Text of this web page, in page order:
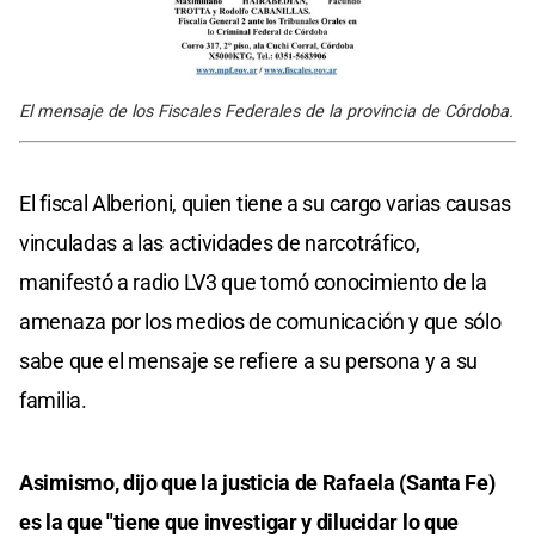
El mensaje de los Fiscales Federales de la provincia de Córdoba.
El fiscal Alberioni, quien tiene a su cargo varias causas
vinculadas a las actividades de narcotráfico,
manifestó a radio LV3 que tomó conocimiento de la
amenaza por los medios de comunicación y que sólo
sabe que el mensaje se refiere a su persona y a su
familia.
Asimismo, dijo que la justicia de Rafaela (Santa Fe)
es la que "tiene que investigar y dilucidar lo que